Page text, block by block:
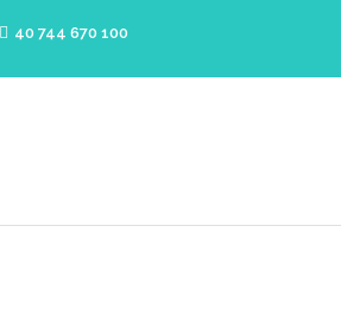
40 744 670 100